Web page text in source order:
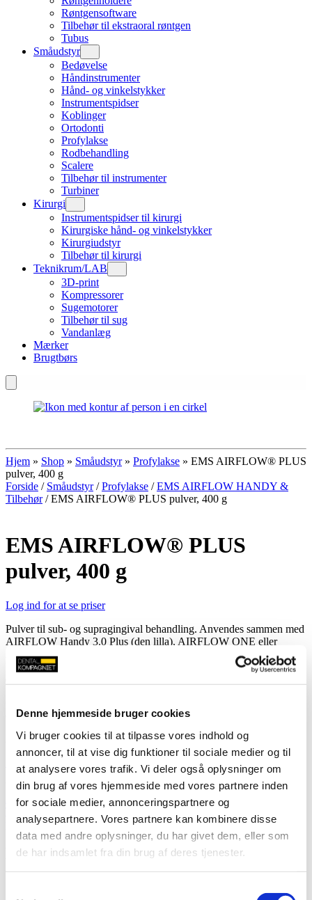
Denne hjemmeside bruger cookies
Vi bruger cookies til at tilpasse vores indhold og
annoncer, til at vise dig funktioner til sociale medier og til
at analysere vores trafik. Vi deler også oplysninger om
din brug af vores hjemmeside med vores partnere inden
for sociale medier, annonceringspartnere og
analysepartnere. Vores partnere kan kombinere disse
data med andre oplysninger, du har givet dem, eller som
de har indsamlet fra din brug af deres tjenester.
Røntgensoftware
Tilbehør til ekstraoral røntgen
Tubus
Småudstyr
Bedøvelse
Håndinstrumenter
Hånd- og vinkelstykker
Instrumentspidser
Koblinger
Ortodonti
Profylakse
Rodbehandling
Scalere
Tilbehør til instrumenter
Turbiner
Kirurgi
Instrumentspidser til kirurgi
Kirurgiske hånd- og vinkelstykker
Kirurgiudstyr
Tilbehør til kirurgi
Teknikrum/LAB
3D-print
Kompressorer
Sugemotorer
Tilbehør til sug
Vandanlæg
Mærker
Brugtbørs
Hjem » Shop » Småudstyr» Profylakse » EMS AIRFLOW® PLUS
pulver, 400 g
Forside / Småudstyr/Profylakse /EMS AIRFLOW HANDY &
Tilbehør/ EMS AIRFLOW® PLUS pulver, 400 g
EMS AIRFLOW® PLUS
pulver, 400 g
Log ind for at se priser
Pulver til sub- og supragingival behandling. Anvendes sammen med
AIRFLOW Handy 3.0 Plus (den lilla), AIRFLOW ONE eller
AIRFLOW Prophylaxis Master til minimalt invasiv fjernelse af
biofilm og misfarvninger. Flasken kan genanvendes som
er tilsat produktet af konserveringsmæssige årsager.
Anvendes sammen med EMS biofilm discloser pellets.
Se hvordan du anvender AIRFLOW PLUS pulveret (YouTube)
Varenummer (SKU): EMSDV-082/Z Kategorier:EMS,EMS
AIRFLOW HANDY & Tilbehør,EMS AIRFLOW One &
EMS AIRFLOW Prophylaxis Master & Tilbehør
profylakse,Profylakse
Du kunne også være interesseret i…